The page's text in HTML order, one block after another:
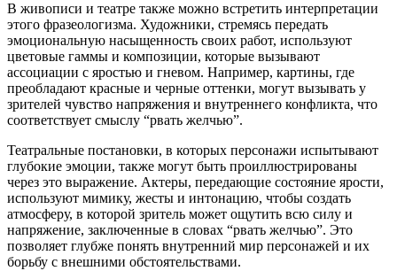
В живописи и театре также можно встретить интерпретации
этого фразеологизма. Художники, стремясь передать
эмоциональную насыщенность своих работ, используют
цветовые гаммы и композиции, которые вызывают
ассоциации с яростью и гневом. Например, картины, где
преобладают красные и черные оттенки, могут вызывать у
зрителей чувство напряжения и внутреннего конфликта, что
соответствует смыслу “рвать желчью”.
Театральные постановки, в которых персонажи испытывают
глубокие эмоции, также могут быть проиллюстрированы
через это выражение. Актеры, передающие состояние ярости,
используют мимику, жесты и интонацию, чтобы создать
атмосферу, в которой зритель может ощутить всю силу и
напряжение, заключенные в словах “рвать желчью”. Это
позволяет глубже понять внутренний мир персонажей и их
борьбу с внешними обстоятельствами.